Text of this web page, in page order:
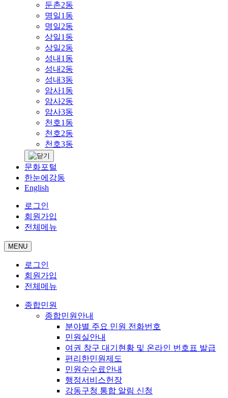
둔촌2동
명일1동
명일2동
상일1동
상일2동
성내1동
성내2동
성내3동
암사1동
암사2동
암사3동
천호1동
천호2동
천호3동
문화포털
한눈에강동
English
로그인
회원가입
전체메뉴
MENU
로그인
회원가입
전체메뉴
종합민원
종합민원안내
분야별 주요 민원 전화번호
민원실안내
여권 창구 대기현황 및 온라인 번호표 발급
편리한민원제도
민원수수료안내
행정서비스헌장
강동구청 통합 알림 신청